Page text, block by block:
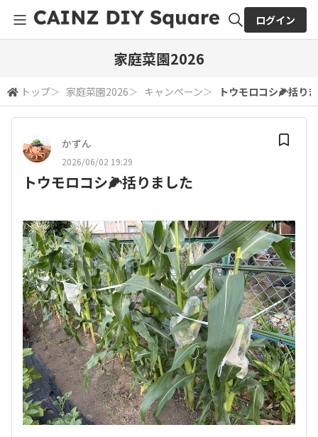
検索
ログイン
家庭菜園2026
トップ＞ 家庭菜園2026＞ キャンペーン＞ トウモロコシ🌽括り
かずん
2026/06/02 19:29
トウモロコシ🌽括りました